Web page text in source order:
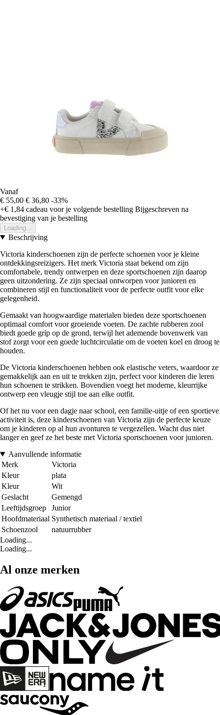
Vanaf
€ 55,00 € 36,80 -33%
+€ 1,84 cadeau voor je volgende bestelling Bijgeschreven na
bevestiging van je bestelling
Loading...
Beschrijving
Victoria kinderschoenen zijn de perfecte schoenen voor je kleine
ontdekkingsreizigers. Het merk Victoria staat bekend om zijn
comfortabele, trendy ontwerpen en deze sportschoenen zijn daarop
geen uitzondering. Ze zijn speciaal ontworpen voor junioren en
combineren stijl en functionaliteit voor de perfecte outfit voor elke
gelegenheid.
Gemaakt van hoogwaardige materialen bieden deze sportschoenen
optimaal comfort voor groeiende voeten. De zachte rubberen zool
biedt goede grip op de grond, terwijl het ademende bovenwerk van
stof zorgt voor een goede luchtcirculatie om de voeten koel en droog te
houden.
De Victoria kinderschoenen hebben ook elastische veters, waardoor ze
gemakkelijk aan en uit te trekken zijn, perfect voor kinderen die leren
hun schoenen te strikken. Bovendien voegt het moderne, kleurrijke
ontwerp een vleugje stijl toe aan elke outfit.
Of het nu voor een dagje naar school, een familie-uitje of een sportieve
activiteit is, deze kinderschoenen van Victoria zijn de perfecte keuze
om je kinderen op al hun avonturen te vergezellen. Wacht dus niet
langer en geef ze het beste met Victoria sportschoenen voor junioren.
Aanvullende informatie
Merk
Victoria
Kleur
plata
Kleur
Wit
Geslacht
Gemengd
Leeftijdsgroep
Junior
Hoofdmateriaal Synthetisch materiaal / textiel
Schoenzool
natuurrubber
Loading...
Loading...
Al onze merken